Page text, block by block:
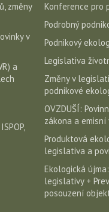
změny
v
a
Konference pro
Podrobný
Podnikový
Legislativa
Změny v
podnikové
OVZDUŠÍ:
zákona a emisní
Produktová
legislativa a
Ekologická
legislativy +
posouzení